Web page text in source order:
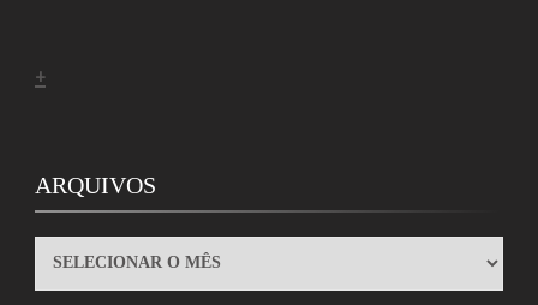
+
ARQUIVOS
ARQUIVOS